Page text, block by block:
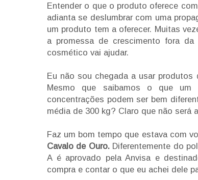
Entender o que o produto oferece
adianta se deslumbrar com uma
um produto tem a oferecer. Muitas
a promessa de crescimento fora
cosmético vai ajudar.
Eu não sou chegada a usar produtos
Mesmo que saibamos o que um
concentrações podem ser bem
média de 300 kg? Claro que não será
Faz um bom tempo que estava com
Cavalo de Ouro.Diferentemente do
A é aprovado pela Anvisa e
compra e contar o que eu achei dele